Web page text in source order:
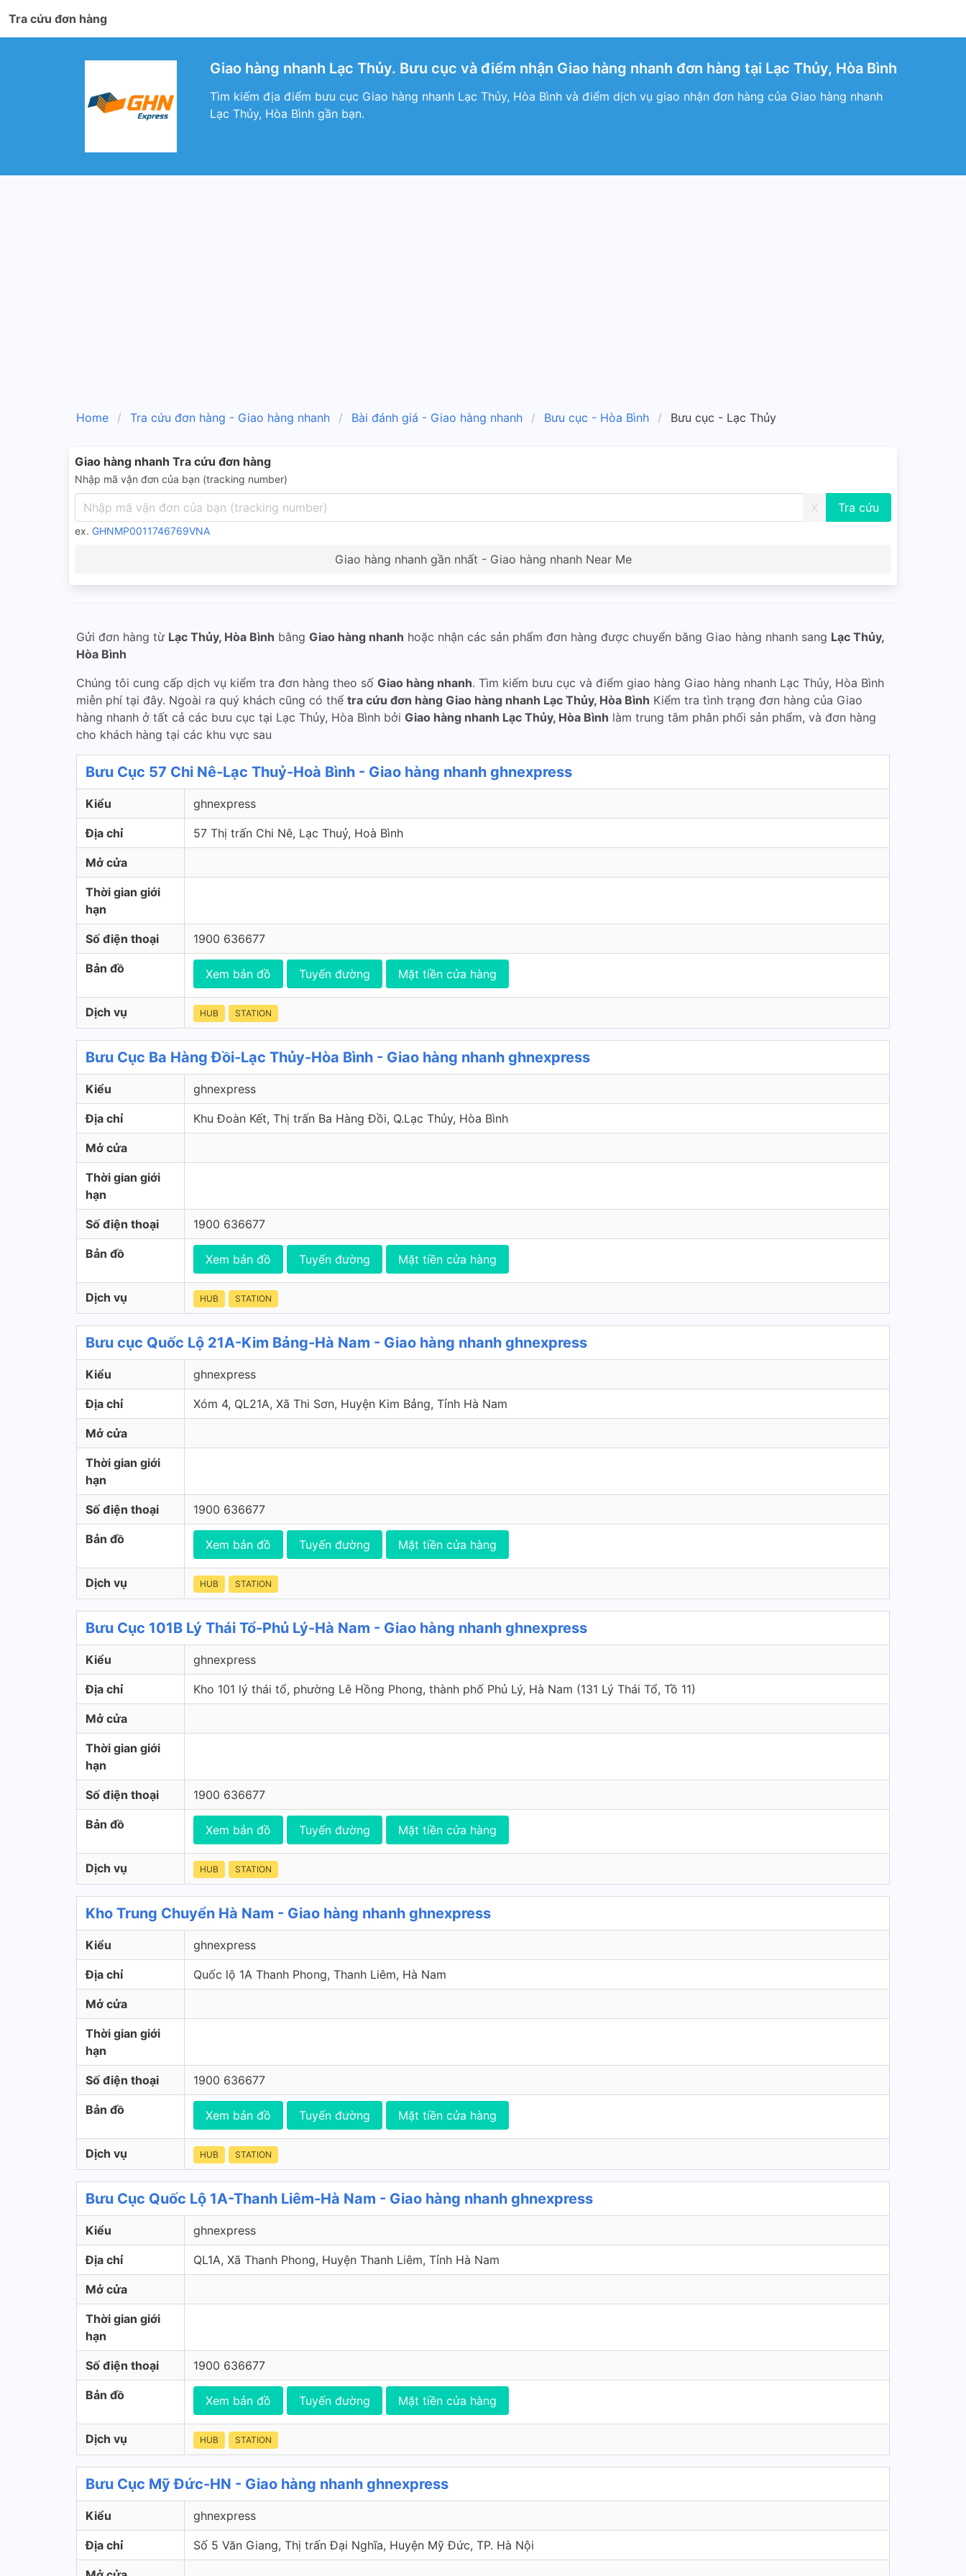
Tra cứu đơn hàng
Giao hàng nhanh Lạc Thủy. Bưu cục và điểm nhận Giao hàng nhanh đơn hàng tại Lạc Thủy, Hòa Bình
Tìm kiếm địa điểm bưu cục Giao hàng nhanh Lạc Thủy, Hòa Bình và điểm dịch vụ giao nhận đơn hàng của Giao hàng nhanh
Lạc Thủy, Hòa Bình gần bạn.
Home Tra cứu đơn hàng - Giao hàng nhanh Bài đánh giá - Giao hàng nhanh Bưu cục - Hòa Bình Bưu cục - Lạc Thủy
Giao hàng nhanh Tra cứu đơn hàng
Nhập mã vận đơn của bạn (tracking number)
X
ex. GHNMP0011746769VNA
Giao hàng nhanh gần nhất - Giao hàng nhanh Near Me
Gửi đơn hàng từ Lạc Thủy, Hòa Bình bằng Giao hàng nhanh hoặc nhận các sản phẩm đơn hàng được chuyển bằng Giao hàng nhanh sang Lạc Thủy,
Hòa Bình
Chúng tôi cung cấp dịch vụ kiểm tra đơn hàng theo số Giao hàng nhanh. Tìm kiếm bưu cục và điểm giao hàng Giao hàng nhanh Lạc Thủy, Hòa Bình
miễn phí tại đây. Ngoài ra quý khách cũng có thể tra cứu đơn hàng Giao hàng nhanh Lạc Thủy, Hòa Bình Kiểm tra tình trạng đơn hàng của Giao
hàng nhanh ở tất cả các bưu cục tại Lạc Thủy, Hòa Bình bởi Giao hàng nhanh Lạc Thủy, Hòa Bình làm trung tâm phân phối sản phẩm, và đơn hàng
cho khách hàng tại các khu vực sau
Bưu Cục 57 Chi Nê-Lạc Thuỷ-Hoà Bình - Giao hàng nhanh ghnexpress
Kiểu ghnexpress
Địa chỉ 57 Thị trấn Chi Nê, Lạc Thuỷ, Hoà Bình
Mở cửa
Thời gian giới
hạn
Số điện thoại 1900 636677
Bản đồ Xem bản đồ Tuyến đường Mặt tiền cửa hàng
Dịch vụ HUB STATION
Bưu Cục Ba Hàng Đồi-Lạc Thủy-Hòa Bình - Giao hàng nhanh ghnexpress
Kiểu ghnexpress
Địa chỉ Khu Đoàn Kết, Thị trấn Ba Hàng Đồi, Q.Lạc Thủy, Hòa Bình
Mở cửa
Thời gian giới
hạn
Số điện thoại 1900 636677
Bản đồ Xem bản đồ Tuyến đường Mặt tiền cửa hàng
Dịch vụ HUB STATION
Bưu cục Quốc Lộ 21A-Kim Bảng-Hà Nam - Giao hàng nhanh ghnexpress
Kiểu ghnexpress
Địa chỉ Xóm 4, QL21A, Xã Thi Sơn, Huyện Kim Bảng, Tỉnh Hà Nam
Mở cửa
Thời gian giới
hạn
Số điện thoại 1900 636677
Bản đồ Xem bản đồ Tuyến đường Mặt tiền cửa hàng
Dịch vụ HUB STATION
Bưu Cục 101B Lý Thái Tổ-Phủ Lý-Hà Nam - Giao hàng nhanh ghnexpress
Kiểu ghnexpress
Địa chỉ Kho 101 lý thái tổ, phường Lê Hồng Phong, thành phố Phủ Lý, Hà Nam (131 Lý Thái Tổ, Tồ 11)
Mở cửa
Thời gian giới
hạn
Số điện thoại 1900 636677
Bản đồ Xem bản đồ Tuyến đường Mặt tiền cửa hàng
Dịch vụ HUB STATION
Kho Trung Chuyển Hà Nam - Giao hàng nhanh ghnexpress
Kiểu ghnexpress
Địa chỉ Quốc lộ 1A Thanh Phong, Thanh Liêm, Hà Nam
Mở cửa
Thời gian giới
hạn
Số điện thoại 1900 636677
Bản đồ Xem bản đồ Tuyến đường Mặt tiền cửa hàng
Dịch vụ HUB STATION
Bưu Cục Quốc Lộ 1A-Thanh Liêm-Hà Nam - Giao hàng nhanh ghnexpress
Kiểu ghnexpress
Địa chỉ QL1A, Xã Thanh Phong, Huyện Thanh Liêm, Tỉnh Hà Nam
Mở cửa
Thời gian giới
hạn
Số điện thoại 1900 636677
Bản đồ Xem bản đồ Tuyến đường Mặt tiền cửa hàng
Dịch vụ HUB STATION
Bưu Cục Mỹ Đức-HN - Giao hàng nhanh ghnexpress
Kiểu ghnexpress
Địa chỉ Số 5 Văn Giang, Thị trấn Đại Nghĩa, Huyện Mỹ Đức, TP. Hà Nội